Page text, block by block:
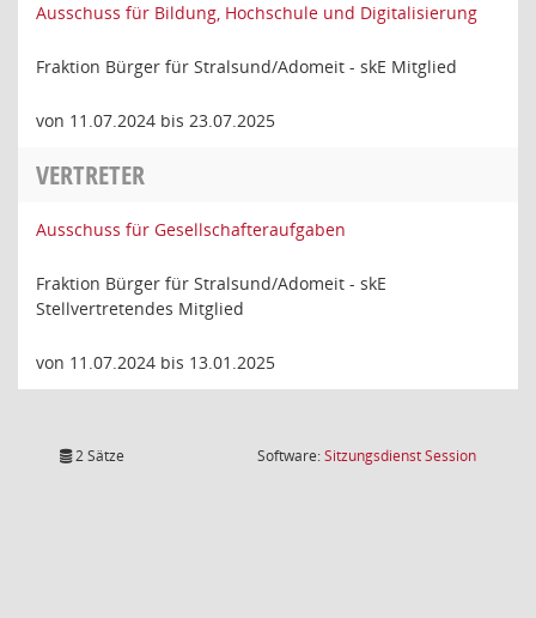
Ausschuss für Bildung, Hochschule und Digitalisierung
Fraktion Bürger für Stralsund/Adomeit - skE Mitglied
von 11.07.2024 bis 23.07.2025
VERTRETER
Ausschuss für Gesellschafteraufgaben
Fraktion Bürger für Stralsund/Adomeit - skE
Stellvertretendes Mitglied
von 11.07.2024 bis 13.01.2025
2 Sätze Software:SitzungsdienstSession(Wird in